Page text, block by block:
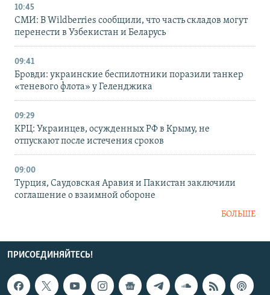
10:45
СМИ: В Wildberries сообщили, что часть складов могут
перенести в Узбекистан и Беларусь
09:41
Бровди: украинские беспилотники поразили танкер
«теневого флота» у Геленджика
09:29
КРЦ: Украинцев, осужденных РФ в Крыму, не
отпускают после истечения сроков
09:00
Турция, Саудовская Аравия и Пакистан заключили
соглашение о взаимной обороне
БОЛЬШЕ
ПРИСОЕДИНЯЙТЕСЬ!